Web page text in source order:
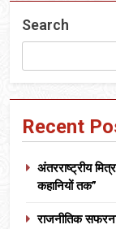
Search
Recent
अंतरराष्ट्रीय
कहानियों तक”
राजनीतिक